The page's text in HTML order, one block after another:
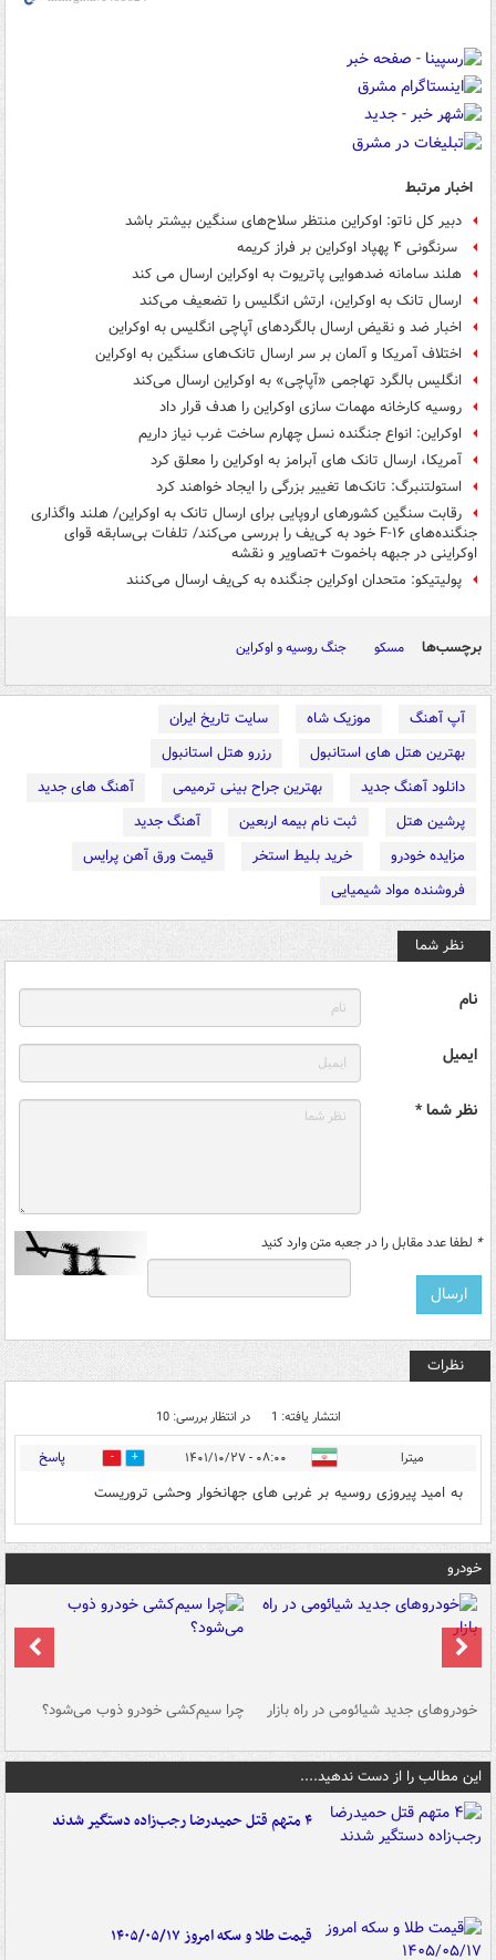
اخبار مرتبط
دبیر کل ناتو: اوکراین منتظر سلاح‌های سنگین بیشتر باشد
سرنگونی ۴ پهپاد اوکراین بر فراز کریمه
هلند سامانه ضدهوایی پاتریوت به اوکراین ارسال می کند
ارسال تانک به اوکراین، ارتش انگلیس را تضعیف می‌کند
اخبار ضد و نقیض ارسال بالگردهای آپاچی انگلیس به اوکراین
اختلاف آمریکا و آلمان بر سر ارسال تانک‌های سنگین به اوکراین
انگلیس بالگرد تهاجمی «آپاچی» به اوکراین ارسال می‌کند
روسیه کارخانه مهمات سازی اوکراین را هدف قرار داد
اوکراین: انواع جنگنده نسل چهارم ساخت غرب نیاز داریم
آمریکا، ارسال تانک های آبرامز به اوکراین را معلق کرد
استولتنبرگ: تانک‌ها تغییر بزرگی را ایجاد خواهند کرد
رقابت سنگین کشورهای اروپایی برای ارسال تانک به اوکراین/ هلند واگذاری
جنگنده‌های F-۱۶ خود به کی‌یف را بررسی می‌کند/ تلفات بی‌سابقه قوای
اوکراینی در جبهه باخموت +تصاویر و نقشه
پولیتیکو: متحدان اوکراین جنگنده به کی‌یف ارسال می‌کنند
برچسب‌ها مسکو جنگ روسیه و اوکراین
آپ آهنگ موزیک شاه
سایت تاریخ ایران
بهترین هتل های استانبول
رزرو هتل استانبول
دانلود آهنگ جدید
بهترین جراح بینی ترمیمی
آهنگ های جدید
پرشین هتل
ثبت نام بیمه اربعین
آهنگ جدید
مزایده خودرو
خرید بلیط استخر
قیمت ورق آهن پرایس
فروشنده مواد شیمیایی
نظر شما
نام
ایمیل
نظر شما *
* لطفا عدد مقابل را در جعبه متن وارد کنید
نظرات
انتشار یافته: 1 در انتظار بررسی: 10
میترا ۰۸:۰۰ - ۱۴۰۱/۱۰/۲۷ 0 پاسخ
به امید پیروزی روسیه بر غربی های جهانخوار وحشی تروریست
خودرو
خودروهای جدید شیائومی در راه بازار چرا سیم‌کشی خودرو ذوب می‌شود؟
این مطالب را از دست ندهید....
۴ متهم قتل حمیدرضا رجب‌زاده دستگیر شدند
قیمت طلا و سکه امروز ۱۴۰۵/۰۵/۱۷